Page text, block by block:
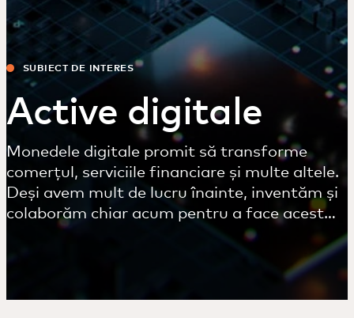
SUBIECT DE INTERES
Active digitale
Monedele digitale promit să transforme
comerțul, serviciile financiare și multe altele.
Deși avem mult de lucru înainte, inventăm și
colaborăm chiar acum pentru a face acest